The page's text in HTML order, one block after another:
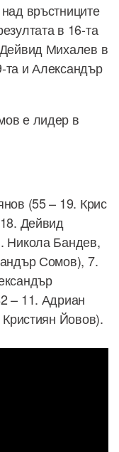
връстниците
в 16-та
Михалев в
и Александър
е лидер в
(55 – 19. Крис
Дейвид
Никола Бандев,
Сомов), 7.
– 11. Адриан
Йовов).